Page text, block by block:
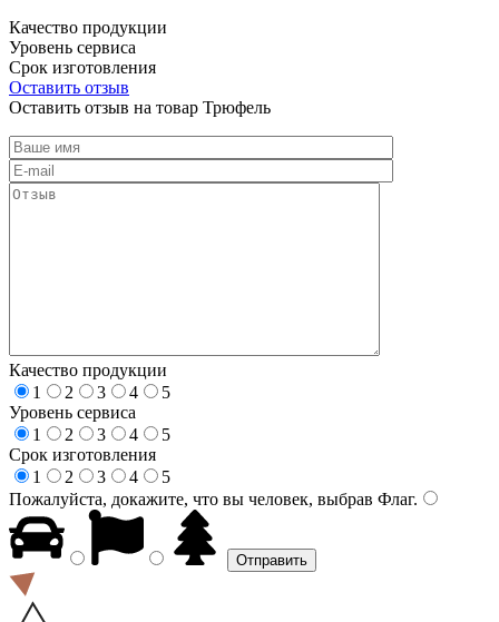
Качество продукции
Уровень сервиса
Срок изготовления
Оставить отзыв
Оставить отзыв на товар Трюфель
Качество продукции
1
2 3 4
5
Уровень сервиса
1
2 3 4
5
Срок изготовления
1
2 3 4
5
Пожалуйста, докажите, что вы человек, выбрав Флаг.